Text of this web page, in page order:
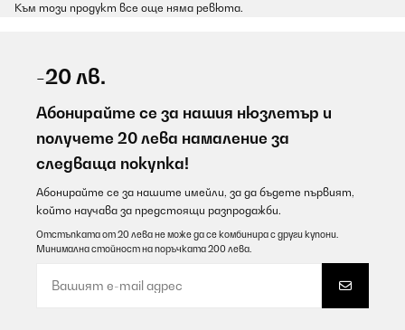
Към този продукт все още няма ревюта.
-20 лв.
Абонирайте се за нашия нюзлетър и
получете 20 лева намаление за
следваща покупка!
Абонирайте се за нашите имейли, за да бъдете първият,
който научава за предстоящи разпродажби.
Отстъпката от 20 лева не може да се комбинира с други купони.
Минимална стойност на поръчката 200 лева.